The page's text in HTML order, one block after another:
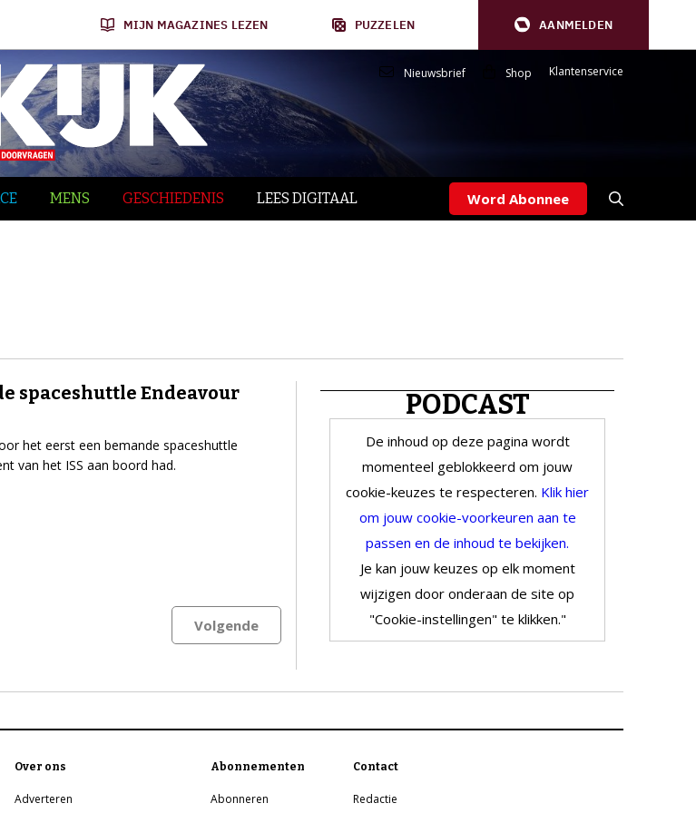
MIJN MAGAZINES LEZEN PUZZELEN AANMELDEN
Nieuwsbrief Shop Klantenservice
MENS GESCHIEDENIS LEES DIGITAAL Word Abonnee
spaceshuttle Endeavour
het eerst een bemande spaceshuttle
van het ISS aan boord had.
Volgende
PODCAST
De inhoud op deze pagina wordt
momenteel geblokkeerd om jouw
cookie-keuzes te respecteren. Klik hier
om jouw cookie-voorkeuren aan te
passen en de inhoud te bekijken.
Je kan jouw keuzes op elk moment
wijzigen door onderaan de site op
"Cookie-instellingen" te klikken."
Over ons
Adverteren
Abonnementen
Abonneren
Contact
Redactie